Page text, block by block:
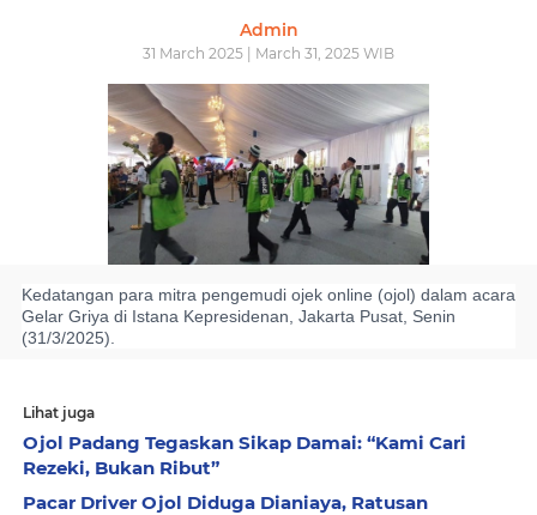
Admin
31 March 2025 | March 31, 2025 WIB
Kedatangan para mitra pengemudi ojek online (ojol) dalam acara
Gelar Griya di Istana Kepresidenan, Jakarta Pusat, Senin
(31/3/2025).
Lihat juga
Ojol Padang Tegaskan Sikap Damai: “Kami Cari
Rezeki, Bukan Ribut”
Pacar Driver Ojol Diduga Dianiaya, Ratusan